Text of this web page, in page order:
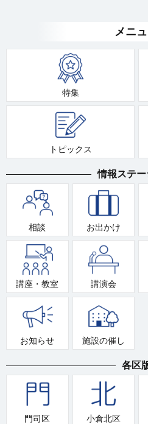
メニ
特集
トピックス
情報ステ
相談 お出かけ
講座・教室 講演会
お知らせ 施設の催し
各区
門司区 小倉北区